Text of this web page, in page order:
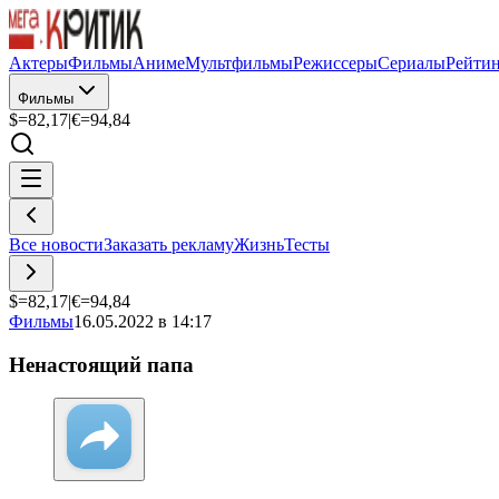
АктерыФильмыАнимеМультфильмыРежиссерыСериалы
Фильмы
$=82,17|€=94,84
Все новостиЗаказать рекламуЖизньТесты
$=82,17|€=94,84
Фильмы16.05.2022 в 14:17
Ненастоящий папа